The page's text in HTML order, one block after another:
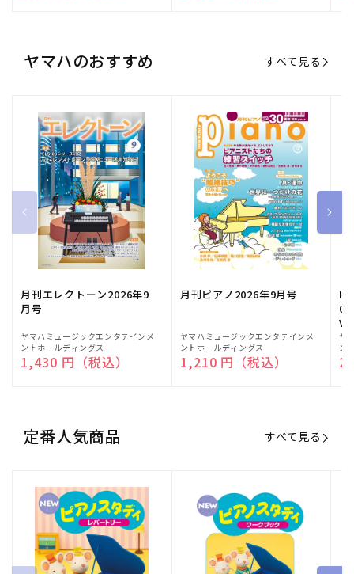
ヤマハのおすすめ すべて見る
月刊エレクトーン2026年9
月号
販
売
元:
ヤマハミュージックエンタテインメ
ントホールディングス
通常価格
1,430 円（税込）
月刊ピアノ2026年9月号
販
売
元:
ヤマハミュージックエンタテインメ
ントホールディングス
通常価格
1,210 円（税込）
販
売
元:
ヤ
ン
定番人気商品 すべて見る